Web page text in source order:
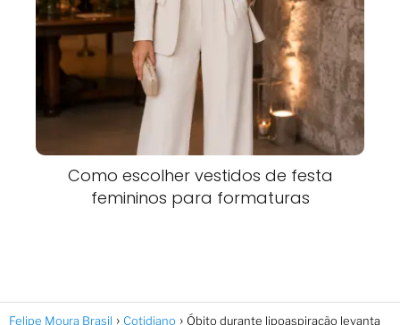
Como escolher vestidos de festa
femininos para formaturas
Felipe Moura Brasil Cotidiano Óbito durante lipoaspiração levanta